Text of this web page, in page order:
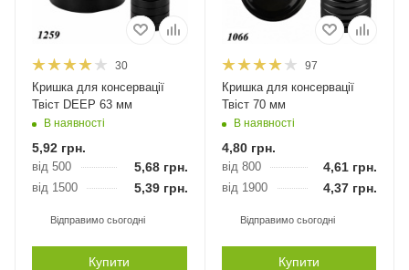
30
Кришка для консервації
Твіст DEEP 63 мм
В наявності
5,92 грн.
від 500 5,68грн.
від 1500 5,39грн.
Відправимо сьогодні
Купити
97
Кришка для консервації
Твіст 70 мм
В наявності
4,80грн.
від 800 4,61 грн.
від 1900 4,37 грн.
Відправимо сьогодні
Купити